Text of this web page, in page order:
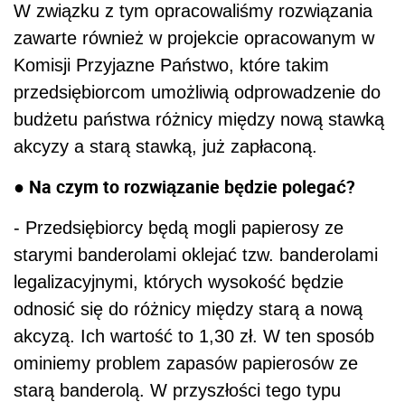
W związku z tym opracowaliśmy rozwiązania
zawarte również w projekcie opracowanym w
Komisji Przyjazne Państwo, które takim
przedsiębiorcom umożliwią odprowadzenie do
budżetu państwa różnicy między nową stawką
akcyzy a starą stawką, już zapłaconą.
● Na czym to rozwiązanie będzie polegać?
- Przedsiębiorcy będą mogli papierosy ze
starymi banderolami oklejać tzw. banderolami
legalizacyjnymi, których wysokość będzie
odnosić się do różnicy między starą a nową
akcyzą. Ich wartość to 1,30 zł. W ten sposób
ominiemy problem zapasów papierosów ze
starą banderolą. W przyszłości tego typu